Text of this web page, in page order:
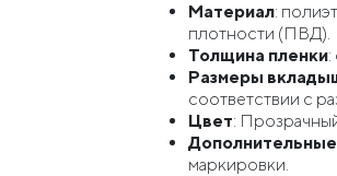
Материал:
плотности (ПВД).
Толщина пленки
Размеры
соответствии с
Цвет:
маркировки.